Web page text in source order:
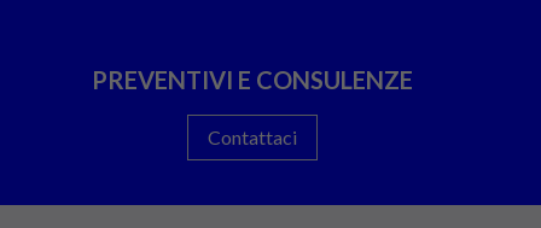
PREVENTIVI E CONSULENZE
Contattaci